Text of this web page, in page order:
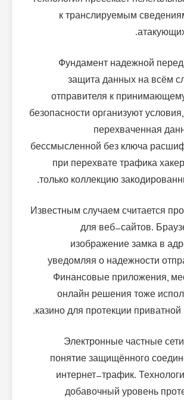
к транслируемым
Фундамент надежной
защита данных на всём
отправителя к
безопасности организуют
перехваченная
бессмысленной без ключа
при перехвате трафика
только коллекцию
Известным случаем считается
для веб-сайтов.
изображение замка в
уведомляя о надежности
Финансовые приложения,
онлайн решения тоже
казино для протекции
Электронные частные
понятие защищённого
интернет-трафик.
добавочный уровень